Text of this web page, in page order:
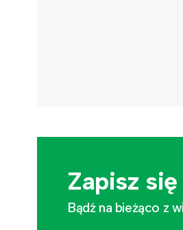
Zapisz
Bądź na bieżąco z